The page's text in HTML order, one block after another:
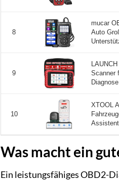
8
mucar
Auto
9
Scanner
10
XTOOL
Was macht ein
Ein leistungsfähiges OBD2-